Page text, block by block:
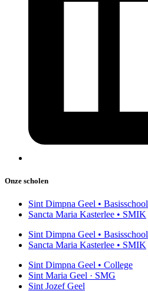
Onze scholen
Sint Dimpna Geel • Basisschool
Sancta Maria Kasterlee • SMIK
Sint Dimpna Geel • Basisschool
Sancta Maria Kasterlee • SMIK
Sint Dimpna Geel • College
Sint Maria Geel · SMG
Sint Jozef Geel